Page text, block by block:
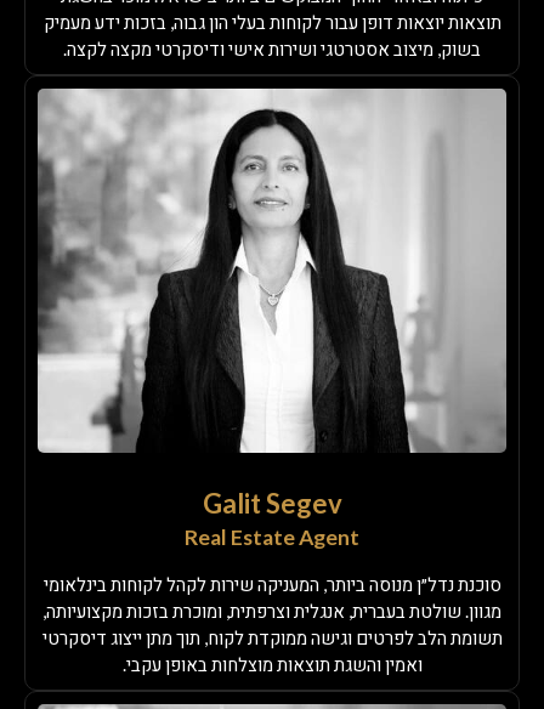
תוצאות יוצאות דופן עבור לקוחות בעלי הון גבוה, בזכות ידע מעמיק
בשוק, מיצוב אסטרטגי ושירות אישי ודיסקרטי מקצה לקצה.
Galit Segev
Real Estate Agent
סוכנת נדל״ן מנוסה ביותר, המעניקה שירות לקהל לקוחות בינלאומי
מגוון. שולטת בעברית, אנגלית וצרפתית, ומוכרת בזכות מקצועיותה,
תשומת הלב לפרטים וגישה ממוקדת לקוח, תוך מתן ייצוג דיסקרטי
ואמין והשגת תוצאות מוצלחות באופן עקבי.